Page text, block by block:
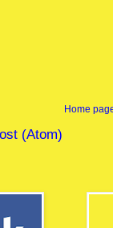
Home
(Atom)